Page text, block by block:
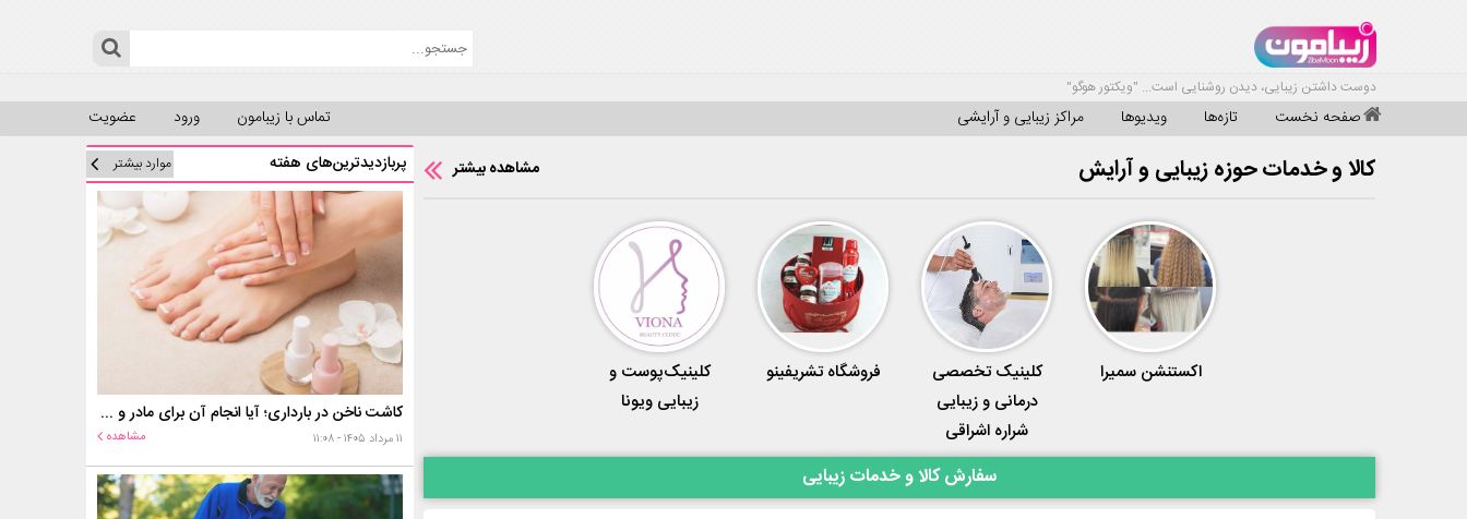
دوست داشتن زیبایی، دیدن روشنایی است... "ویکتور هوگو"
صفحه نخست تازه‌ها ویدیوها مراکز زیبایی و آرایشی عضویت ورود تماس با زیبامون
کالا و خدمات حوزه زیبایی و آرایش مشاهده بیشتر
اکستنشن سمیرا
کلینیک‌ تخصصی
درمانی و زیبایی
شراره اشراقی
فروشگاه تشریفینو
کلینیک‌پوست و
زیبایی ویونا
سفارش کالا و خدمات زیبایی
پربازدیدترین‌های هفته موارد بیشتر
کاشت ناخن در بارداری؛ آیا انجام آن برای مادر و جنین خطر دارد؟
۱۱ مرداد ۱۴۰۵ - ۱۱:۰۸ مشاهده